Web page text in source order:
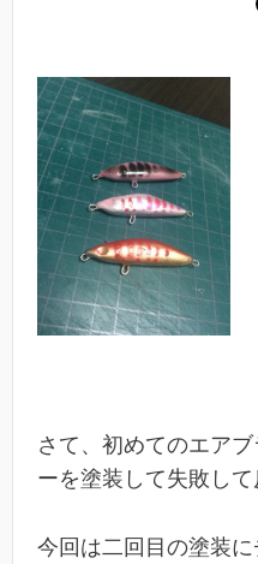
さて、初めてのエア
ーを塗装して失敗して
今回は二回目の塗装に